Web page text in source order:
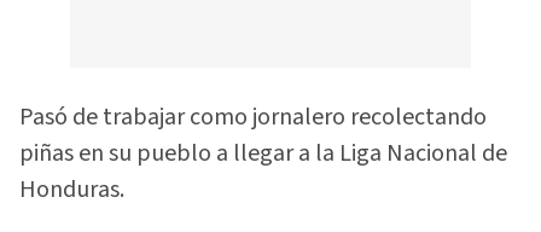
Pasó de trabajar como jornalero recolectando
piñas en su pueblo a llegar a la Liga Nacional de
Honduras.